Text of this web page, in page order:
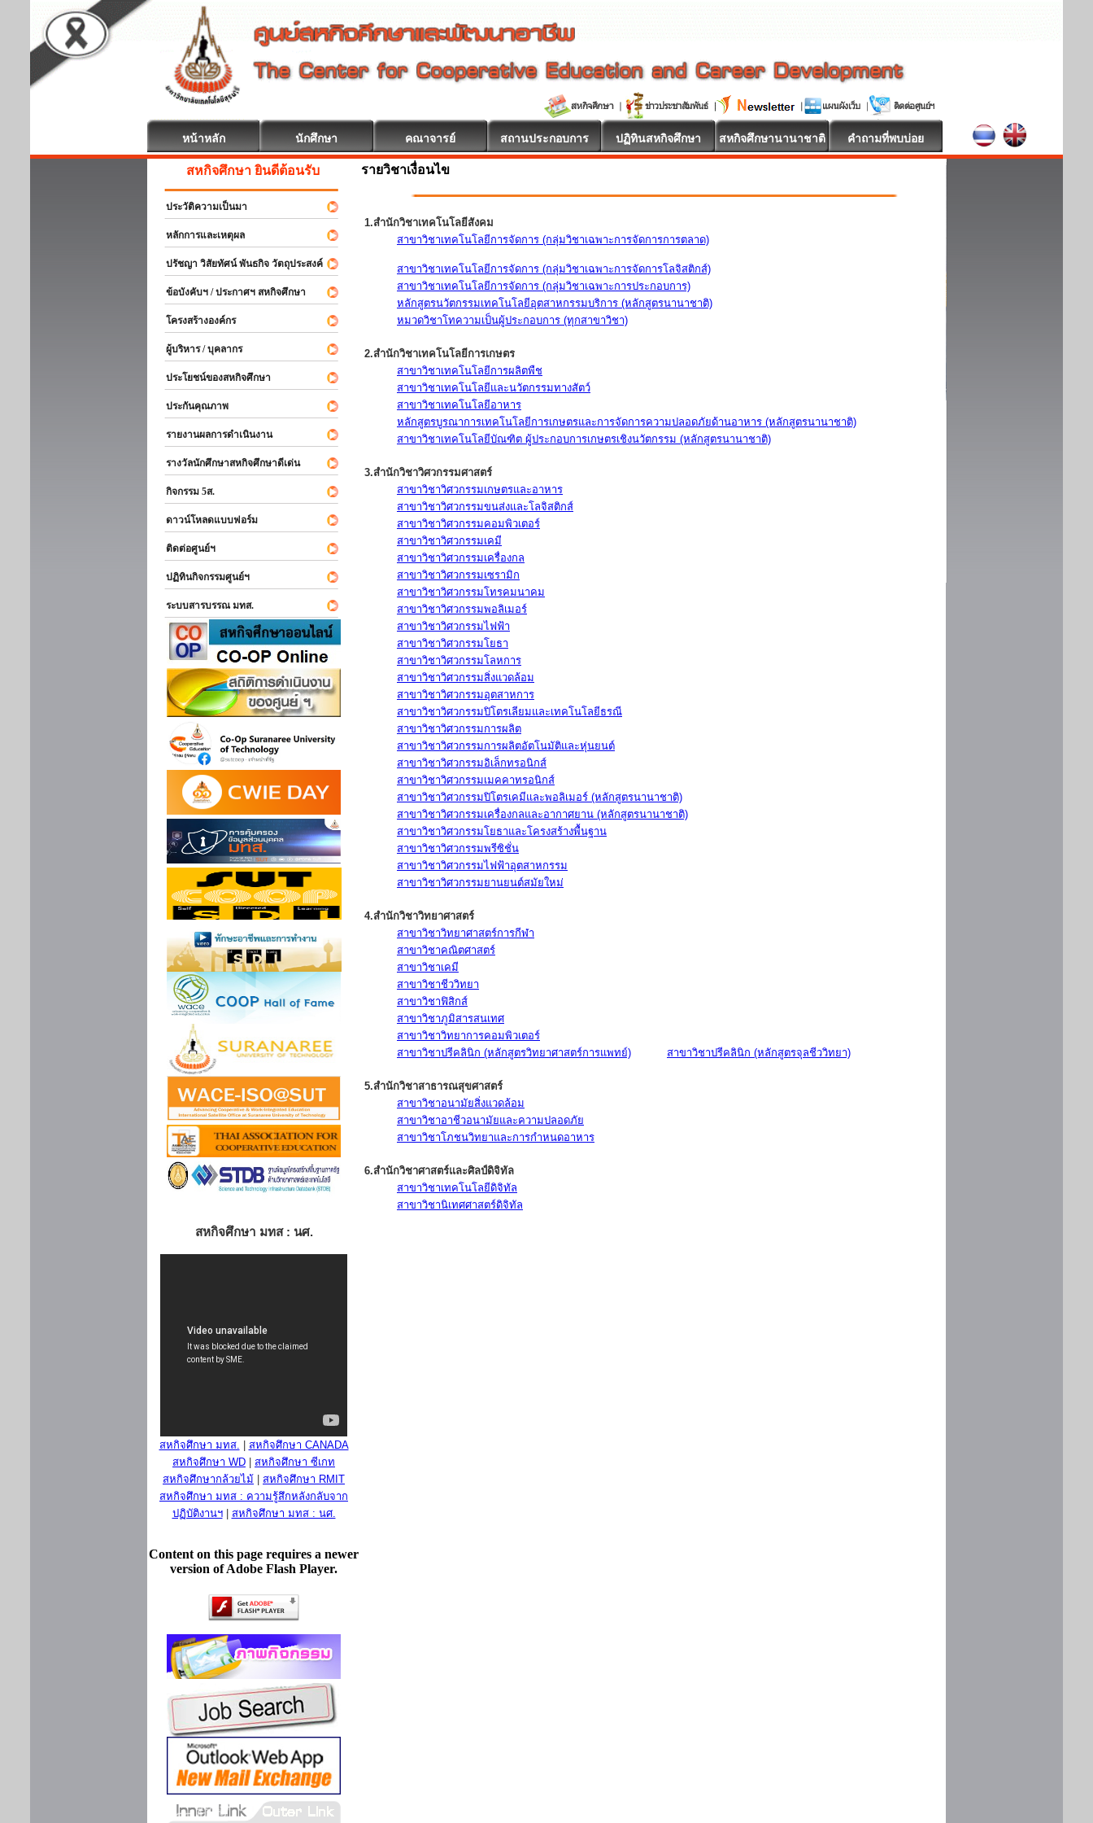
หน้าหลัก นักศึกษา คณาจารย์ สถานประกอบการ ปฏิทินสหกิจศึกษา สหกิจศึกษานานาชาติ คำถามที่พบบ่อย
สหกิจศึกษา ยินดีต้อนรับ
ประวัติความเป็นมา
หลักการและเหตุผล
ปรัชญา วิสัยทัศน์ พันธกิจ วัตถุประสงค์
ข้อบังคับฯ / ประกาศฯ สหกิจศึกษา
โครงสร้างองค์กร
ผู้บริหาร / บุคลากร
ประโยชน์ของสหกิจศึกษา
ประกันคุณภาพ
รายงานผลการดำเนินงาน
รางวัลนักศึกษาสหกิจศึกษาดีเด่น
กิจกรรม 5ส.
ดาวน์โหลดแบบฟอร์ม
ติดต่อศูนย์ฯ
ปฏิทินกิจกรรมศูนย์ฯ
ระบบสารบรรณ มทส.
สหกิจศึกษา มทส : นศ.
สหกิจศึกษา มทส.
สหกิจศึกษา CANADA
สหกิจศึกษา WD
สหกิจศึกษา ซีเกท
สหกิจศึกษากล้วยไม้
สหกิจศึกษา RMIT
สหกิจศึกษา มทส : ความรู้สึกหลังกลับจาก
ปฏิบัติงานฯ| สหกิจศึกษา มทส : นศ.
Content on this page requires a newer
version of Adobe Flash Player.
รายวิชาเงื่อนไข
1.สำนักวิชาเทคโนโลยีสังคม
สาขาวิชาเทคโนโลยีการจัดการ (กลุ่มวิชาเฉพาะการจัดการการตลาด)
สาขาวิชาเทคโนโลยีการจัดการ (กลุ่มวิชาเฉพาะการจัดการโลจิสติกส์)
สาขาวิชาเทคโนโลยีการจัดการ (กลุ่มวิชาเฉพาะการประกอบการ)
หลักสูตรนวัตกรรมเทคโนโลยีอุตสาหกรรมบริการ (หลักสูตรนานาชาติ)
หมวดวิชาโทความเป็นผู้ประกอบการ (ทุกสาขาวิชา)
2.สำนักวิชาเทคโนโลยีการเกษตร
สาขาวิชาเทคโนโลยีการผลิตพืช
สาขาวิชาเทคโนโลยีและนวัตกรรมทางสัตว์
สาขาวิชาเทคโนโลยีอาหาร
หลักสูตรบูรณาการเทคโนโลยีการเกษตรและการจัดการความปลอดภัยด้านอาหาร (หลักสูตรนานาชาติ)
สาขาวิชาเทคโนโลยีบัณฑิต ผู้ประกอบการเกษตรเชิงนวัตกรรม (หลักสูตรนานาชาติ)
3.สำนักวิชาวิศวกรรมศาสตร์
สาขาวิชาวิศวกรรมเกษตรและอาหาร
สาขาวิชาวิศวกรรมขนส่งและโลจิสติกส์
สาขาวิชาวิศวกรรมคอมพิวเตอร์
สาขาวิชาวิศวกรรมเคมี
สาขาวิชาวิศวกรรมเครื่องกล
สาขาวิชาวิศวกรรมเซรามิก
สาขาวิชาวิศวกรรมโทรคมนาคม
สาขาวิชาวิศวกรรมพอลิเมอร์
สาขาวิชาวิศวกรรมไฟฟ้า
สาขาวิชาวิศวกรรมโยธา
สาขาวิชาวิศวกรรมโลหการ
สาขาวิชาวิศวกรรมสิ่งแวดล้อม
สาขาวิชาวิศวกรรมอุตสาหการ
สาขาวิชาวิศวกรรมปิโตรเลียมและเทคโนโลยีธรณี
สาขาวิชาวิศวกรรมการผลิต
สาขาวิชาวิศวกรรมการผลิตอัตโนมัติและหุ่นยนต์
สาขาวิชาวิศวกรรมอิเล็กทรอนิกส์
สาขาวิชาวิศวกรรมเมคคาทรอนิกส์
สาขาวิชาวิศวกรรมปิโตรเคมีและพอลิเมอร์ (หลักสูตรนานาชาติ)
สาขาวิชาวิศวกรรมเครื่องกลและอากาศยาน (หลักสูตรนานาชาติ)
สาขาวิชาวิศวกรรมโยธาและโครงสร้างพื้นฐาน
สาขาวิชาวิศวกรรมพรีซิชั่น
สาขาวิชาวิศวกรรมไฟฟ้าอุตสาหกรรม
สาขาวิชาวิศวกรรมยานยนต์สมัยใหม่
4.สำนักวิชาวิทยาศาสตร์
สาขาวิชาวิทยาศาสตร์การกีฬา
สาขาวิชาคณิตศาสตร์
สาขาวิชาเคมี
สาขาวิชาชีววิทยา
สาขาวิชาฟิสิกส์
สาขาวิชาภูมิสารสนเทศ
สาขาวิชาวิทยาการคอมพิวเตอร์
สาขาวิชาปรีคลินิก (หลักสูตรวิทยาศาสตร์การแพทย์)
สาขาวิชาปรีคลินิก (หลักสูตรจุลชีววิทยา)
5.สำนักวิชาสาธารณสุขศาสตร์
สาขาวิชาอนามัยสิ่งแวดล้อม
สาขาวิชาอาชีวอนามัยและความปลอดภัย
สาขาวิชาโภชนวิทยาและการกำหนดอาหาร
6.สำนักวิชาศาสตร์และศิลป์ดิจิทัล
สาขาวิชาเทคโนโลยีดิจิทัล
สาขาวิชานิเทศศาสตร์ดิจิทัล